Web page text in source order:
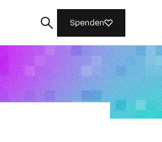
Spenden